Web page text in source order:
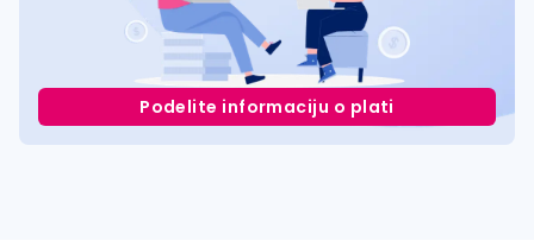
Podelite informaciju o plati